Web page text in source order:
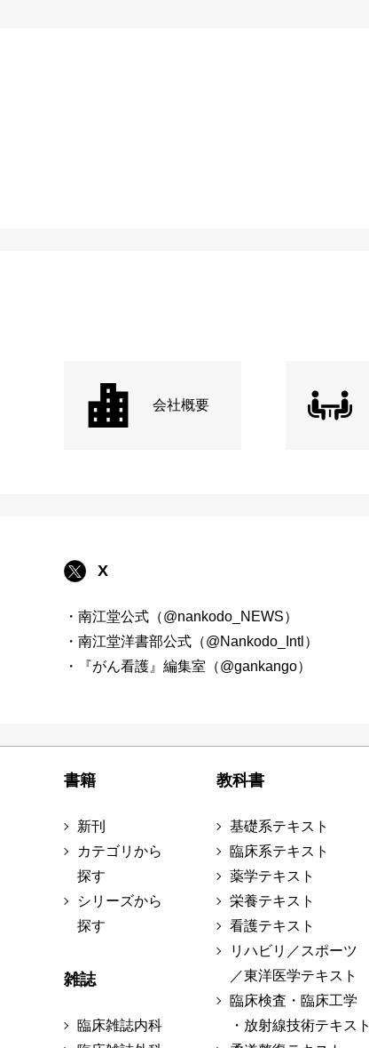
会社概要
X
・南江堂公式（@nankodo_NEWS）
・南江堂洋書部公式（@Nankodo_Intl）
・『がん看護』編集室（@gankango）
書籍
新刊
カテゴリから
探す
シリーズから
探す
雑誌
臨床雑誌内科
教科書
基礎系テキスト
臨床系テキスト
薬学テキスト
栄養テキスト
看護テキスト
リハビリ／スポーツ
／東洋医学テキスト
臨床検査・臨床工学
・放射線技術テキスト